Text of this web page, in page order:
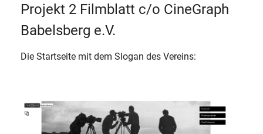
Projekt 2 Filmblatt c/o CineGraph
Babelsberg e.V.
Die Startseite mit dem Slogan des Vereins: